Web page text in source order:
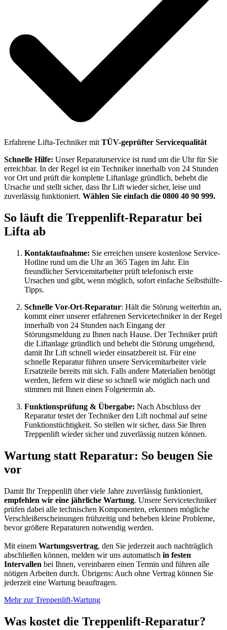
Erfahrene Lifta-Techniker mit TÜV-geprüfter Servicequalität
Schnelle Hilfe: Unser Reparaturservice ist rund um die Uhr für Sie
erreichbar. In der Regel ist ein Techniker innerhalb von 24 Stunden
vor Ort und prüft die komplette Liftanlage gründlich, behebt die
Ursache und stellt sicher, dass Ihr Lift wieder sicher, leise und
zuverlässig funktioniert. Wählen Sie einfach die 0800 40 90 999.
So läuft die Treppenlift-Reparatur bei
Lifta ab
Kontaktaufnahme: Sie erreichen unsere kostenlose Service-
Hotline rund um die Uhr an 365 Tagen im Jahr. Ein
freundlicher Servicemitarbeiter prüft telefonisch erste
Ursachen und gibt, wenn möglich, sofort einfache Selbsthilfe-
Tipps.
Schnelle Vor-Ort-Reparatur: Hält die Störung weiterhin an,
kommt einer unserer erfahrenen Servicetechniker in der Regel
innerhalb von 24 Stunden nach Eingang der
Störungsmeldung zu Ihnen nach Hause. Der Techniker prüft
die Liftanlage gründlich und behebt die Störung umgehend,
damit Ihr Lift schnell wieder einsatzbereit ist. Für eine
schnelle Reparatur führen unsere Servicemitarbeiter viele
Ersatzteile bereits mit sich. Falls andere Materialien benötigt
werden, liefern wir diese so schnell wie möglich nach und
stimmen mit Ihnen einen Folgetermin ab.
Funktionsprüfung & Übergabe: Nach Abschluss der
Reparatur testet der Techniker den Lift nochmal auf seine
Funktionstüchtigkeit. So stellen wir sicher, dass Sie Ihren
Treppenlift wieder sicher und zuverlässig nutzen können.
Wartung statt Reparatur: So beugen Sie
vor
Damit Ihr Treppenlift über viele Jahre zuverlässig funktioniert,
empfehlen wir eine jährliche Wartung. Unsere Servicetechniker
prüfen dabei alle technischen Komponenten, erkennen mögliche
Verschleißerscheinungen frühzeitig und beheben kleine Probleme,
bevor größere Reparaturen notwendig werden.
Mit einem Wartungsvertrag, den Sie jederzeit auch nachträglich
abschließen können, melden wir uns automatisch in festen
Intervallen bei Ihnen, vereinbaren einen Termin und führen alle
nötigen Arbeiten durch. Übrigens: Auch ohne Vertrag können Sie
jederzeit eine Wartung beauftragen.
Mehr zur Treppenlift-Wartung
Was kostet die Treppenlift-Reparatur?